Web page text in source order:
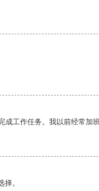
工作任务。我以前经常加
。